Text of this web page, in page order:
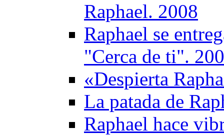
Raphael. 2008
Raphael se
"Cerca de ti".
«Despierta
La patada de
Raphael hace